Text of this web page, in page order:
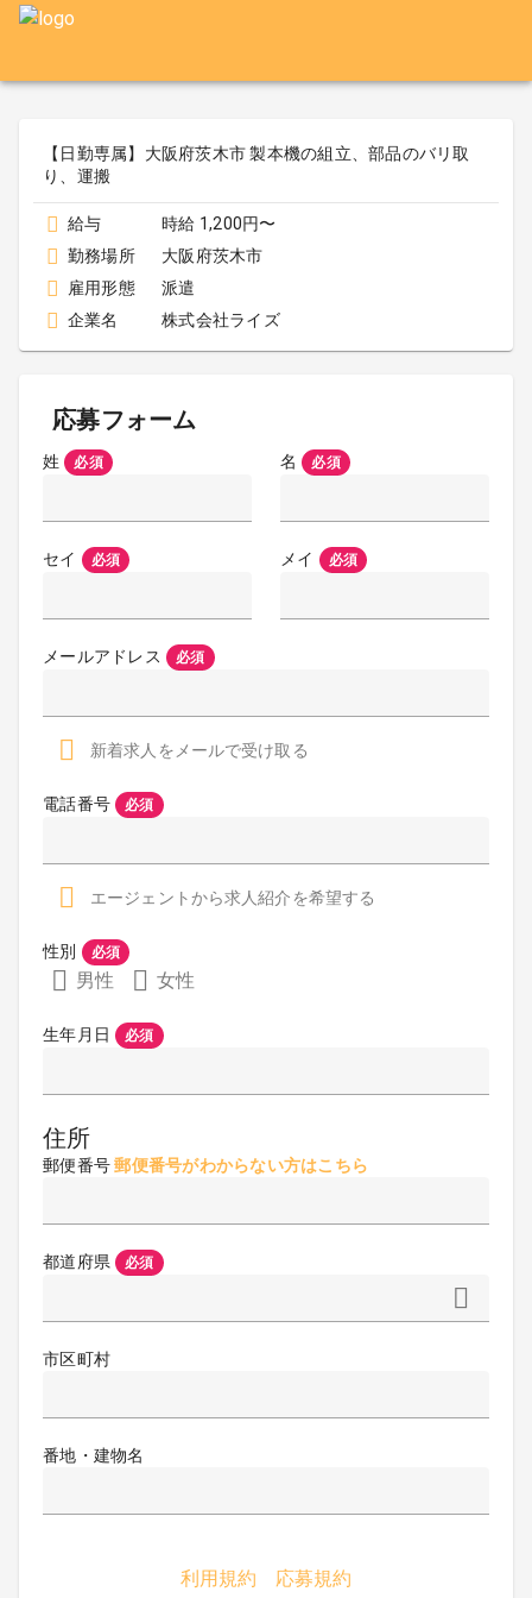
【日勤専属】大阪府茨木市 製本機の組立、部品のバリ取
り、運搬
給与
時給 1,200円〜
勤務場所
大阪府茨木市
雇用形態
派遣
企業名
株式会社ライズ
応募フォーム
姓 必須 名 必須
セイ 必須 メイ 必須
メールアドレス 必須
新着求人をメールで受け取る
電話番号 必須
エージェントから求人紹介を希望する
性別 必須
男性 女性
生年月日 必須
住所
郵便番号郵便番号がわからない方はこちら
都道府県 必須
市区町村
番地・建物名
利用規約 応募規約